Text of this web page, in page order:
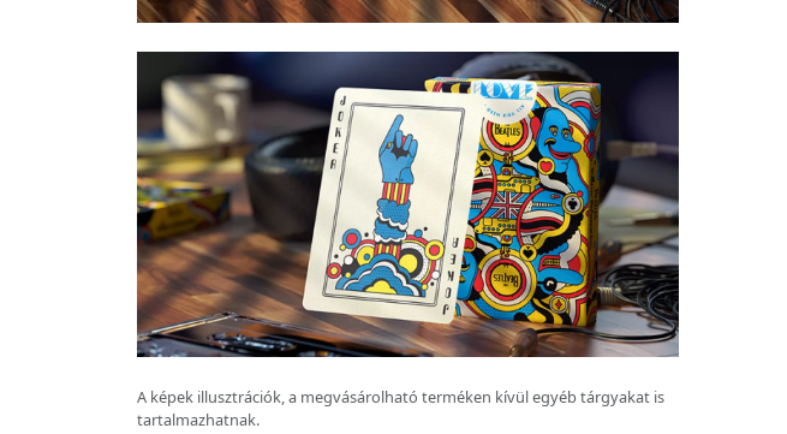
A képek illusztrációk, a megvásárolható terméken kívül egyéb tárgyakat is
tartalmazhatnak.